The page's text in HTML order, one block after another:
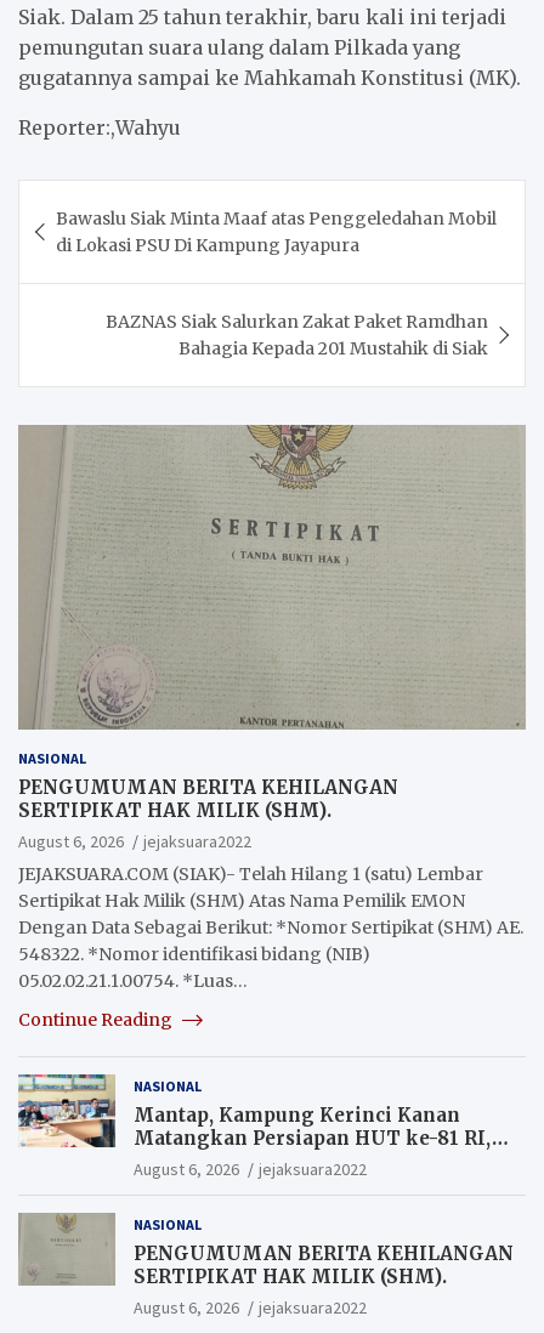
Siak. Dalam 25 tahun terakhir, baru kali ini terjadi
pemungutan suara ulang dalam Pilkada yang
gugatannya sampai ke Mahkamah Konstitusi (MK).
Reporter:,Wahyu
navigation
Bawaslu Siak Minta Maaf atas Penggeledahan Mobil
di Lokasi PSU Di Kampung Jayapura
BAZNAS Siak Salurkan Zakat Paket Ramdhan
Bahagia Kepada 201 Mustahik di Siak
NASIONAL
PENGUMUMAN BERITA KEHILANGAN
SERTIPIKAT HAK MILIK (SHM).
August 6, 2026
jejaksuara2022
JEJAKSUARA.COM (SIAK)- Telah Hilang 1 (satu) Lembar
Sertipikat Hak Milik (SHM) Atas Nama Pemilik EMON
Dengan Data Sebagai Berikut: *Nomor Sertipikat (SHM) AE.
548322. *Nomor identifikasi bidang (NIB)
05.02.02.21.1.00754. *Luas…
Continue Reading
NASIONAL
Mantap, Kampung Kerinci Kanan
Matangkan Persiapan HUT ke-81 RI,
Warga yang ikut Upacara
Berkesempatan Raih Hadiah
August 6, 2026 jejaksuara2022
NASIONAL
PENGUMUMAN BERITA KEHILANGAN
SERTIPIKAT HAK MILIK (SHM).
August 6, 2026 jejaksuara2022